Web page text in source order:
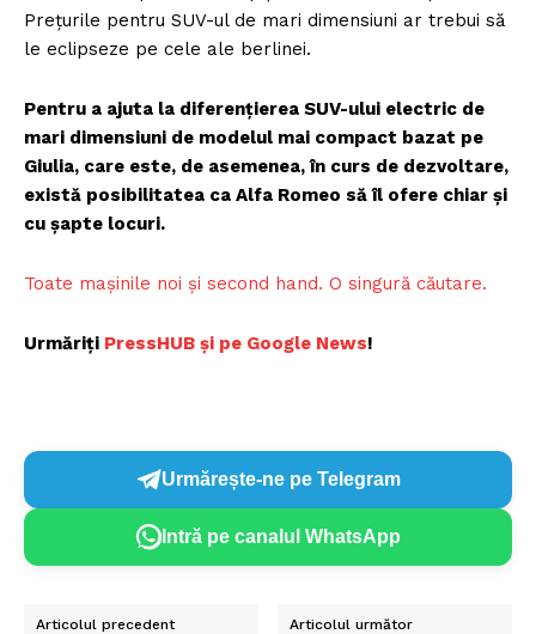
Prețurile pentru SUV-ul de mari dimensiuni ar trebui să
le eclipseze pe cele ale berlinei.
Pentru a ajuta la diferențierea SUV-ului electric de
mari dimensiuni de modelul mai compact bazat pe
Giulia, care este, de asemenea, în curs de dezvoltare,
există posibilitatea ca Alfa Romeo să îl ofere chiar și
cu șapte locuri.
Toate mașinile noi și second hand. O singură căutare.
Urmăriți PressHUB și pe Google News!
Urmărește-ne pe Telegram
Intră pe canalul WhatsApp
Articolul precedent Articolul următor